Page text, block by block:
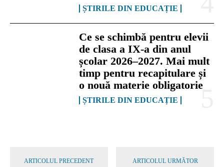
ȘTIRILE DIN EDUCAȚIE
Ce se schimbă pentru elevii
de clasa a IX-a din anul
școlar 2026–2027. Mai mult
timp pentru recapitulare și
o nouă materie obligatorie
ȘTIRILE DIN EDUCAȚIE
ARTICOLUL PRECEDENT ARTICOLUL URMĂTOR